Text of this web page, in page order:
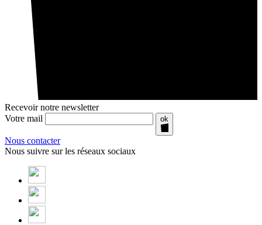
Recevoir notre newsletter
Votre mail
ok
Nous contacter
Nous suivre sur les réseaux sociaux